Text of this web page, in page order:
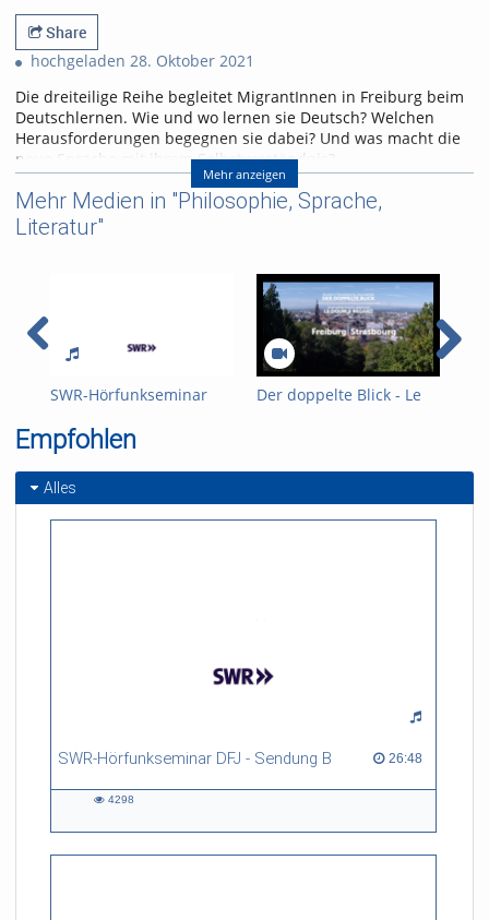
views
favorites
Share
hochgeladen 28. Oktober 2021
Die dreiteilige Reihe begleitet MigrantInnen in Freiburg beim
Deutschlernen. Wie und wo lernen sie Deutsch? Welchen
Herausforderungen begegnen sie dabei? Und was macht die
neue Sprache mit ihrem Selbstverständnis?
Teil 3: Sprache und Identität
Autoren: Adrien François und Timo Herrmann
Jingle und technische Bearbeitung: Mostafa Daoud
Institut für Kulturanthropologie und Europäische Ethnologie
Freiburg
Bild: geralt, abrufbar unter
https://pixabay.com/illustrations/german-germany-board-
school-64270
Referent/in:
Adrien François, Timo
Mehr anzeigen
Mehr Medien in "Philosophie, Sprache,
Literatur"
SWR-Hörfunkseminar
Der doppelte Blick - Le
Empfohlen
Alles
SWR-Hörfunkseminar DFJ - Sendung B 26:48
26:48 duration
4298